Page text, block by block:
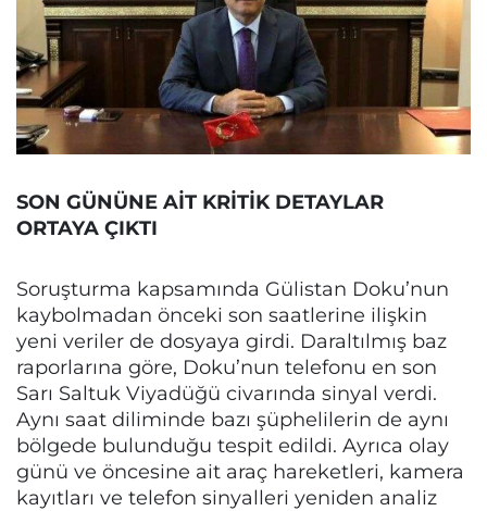
SON GÜNÜNE AİT KRİTİK DETAYLAR
ORTAYA ÇIKTI
Soruşturma kapsamında Gülistan Doku’nun
kaybolmadan önceki son saatlerine ilişkin
yeni veriler de dosyaya girdi. Daraltılmış baz
raporlarına göre, Doku’nun telefonu en son
Sarı Saltuk Viyadüğü civarında sinyal verdi.
Aynı saat diliminde bazı şüphelilerin de aynı
bölgede bulunduğu tespit edildi. Ayrıca olay
günü ve öncesine ait araç hareketleri, kamera
kayıtları ve telefon sinyalleri yeniden analiz